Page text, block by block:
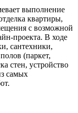
выполнение
квартиры,
с возможной
проекта. В ходе
сантехники,
(паркет,
стен, устройство
самых